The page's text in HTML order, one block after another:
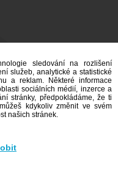
sledování na rozlišení
služeb, analytické a statistické
a reklam. Některé informace
sociálních médií, inzerce a
stránky, předpokládáme, že ti
kdykoliv změnit ve svém
našich stránek.